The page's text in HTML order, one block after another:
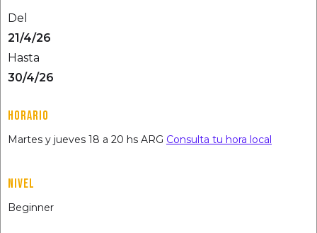
Del
21/4/26
Hasta
30/4/26
HORARIO
Martes y jueves 18 a 20 hs ARG Consulta tu hora local
NIVEL
Beginner